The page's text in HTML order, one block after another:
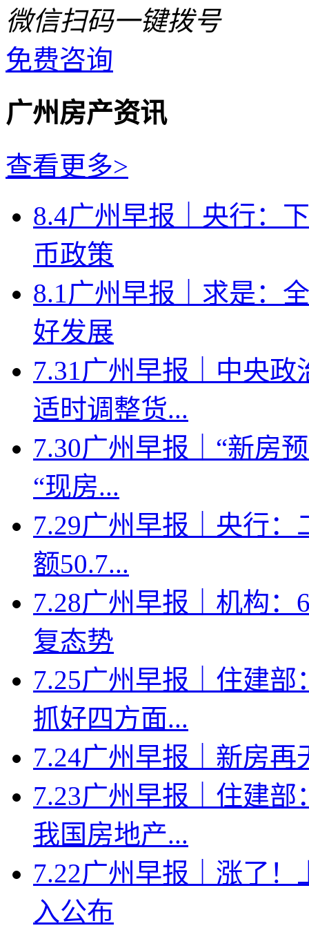
微信扫码一键拨号
免费咨询
广州房产资讯
查看更多>
8.4广州早报｜央行：
币政策
8.1广州早报｜求是：
好发展
7.31广州早报｜中央
适时调整货...
7.30广州早报｜“新房
“现房...
7.29广州早报｜央行
额50.7...
7.28广州早报｜机构
复态势
7.25广州早报｜住建
抓好四方面...
7.24广州早报｜新房再
7.23广州早报｜住建
我国房地产...
7.22广州早报｜涨了
入公布